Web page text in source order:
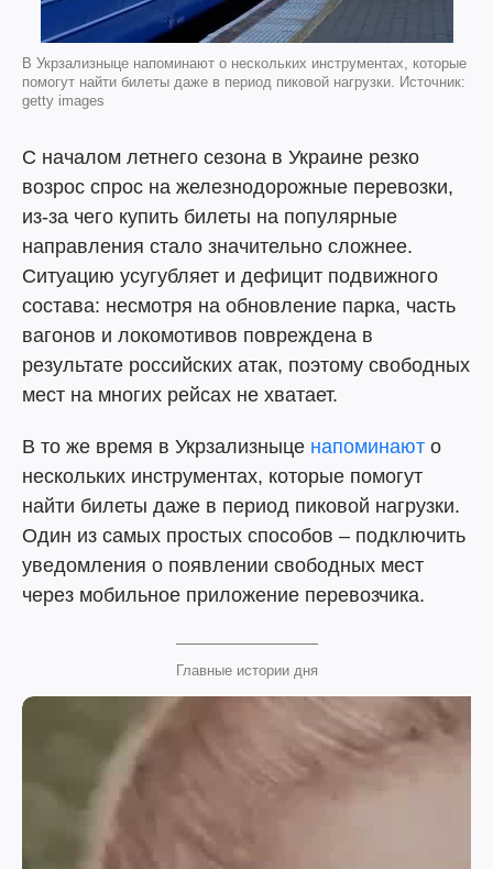
В Укрзализныце напоминают о нескольких инструментах, которые
помогут найти билеты даже в период пиковой нагрузки. Источник:
getty images
С началом летнего сезона в Украине резко
возрос спрос на железнодорожные перевозки,
из-за чего купить билеты на популярные
направления стало значительно сложнее.
Ситуацию усугубляет и дефицит подвижного
состава: несмотря на обновление парка, часть
вагонов и локомотивов повреждена в
результате российских атак, поэтому свободных
мест на многих рейсах не хватает.
В то же время в Укрзализныце напоминают о
нескольких инструментах, которые помогут
найти билеты даже в период пиковой нагрузки.
Один из самых простых способов – подключить
уведомления о появлении свободных мест
через мобильное приложение перевозчика.
Главные истории дня